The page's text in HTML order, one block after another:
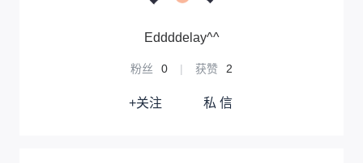
Eddddelay^^
粉丝 0 | 获赞 2
+关注 私 信